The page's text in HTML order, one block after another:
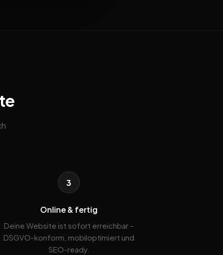
3
Online & fertig
Deine Website ist sofort erreichbar –
DSGVO-konform, mobiloptimiert und
SEO-ready.